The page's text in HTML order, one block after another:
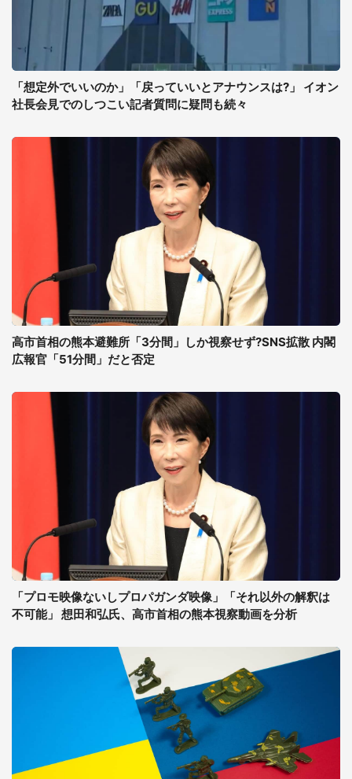
「想定外でいいのか」「戻っていいとアナウンスは?」 イオン
社長会見でのしつこい記者質問に疑問も続々
高市首相の熊本避難所「3分間」しか視察せず?SNS拡散 内閣
広報官「51分間」だと否定
「プロモ映像ないしプロパガンダ映像」「それ以外の解釈は
不可能」 想田和弘氏、高市首相の熊本視察動画を分析